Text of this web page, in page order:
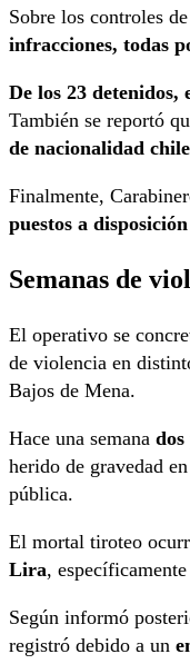
Sobre los controles
infracciones, todas
De los 23 detenidos,
También se reportó
de nacionalidad
Finalmente,
puestos a
Semanas de
El operativo se
de violencia en
Bajos de Mena.
Hace una semana dos
herido de gravedad
pública.
El mortal tiroteo
Lira,
Según informó
registró debido a un